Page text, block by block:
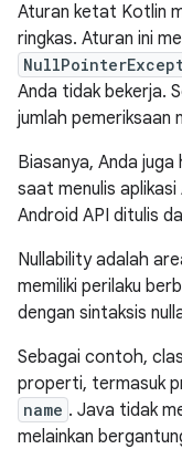
Aturan ketat Kotlin
ringkas. Aturan ini
Anda tidak bekerja.
jumlah pemeriksaan
Biasanya, Anda
saat menulis
Android API ditulis
Nullability adalah
memiliki perilaku
dengan sintaksis
Sebagai contoh,
properti, termasuk
name . Java tidak
melainkan